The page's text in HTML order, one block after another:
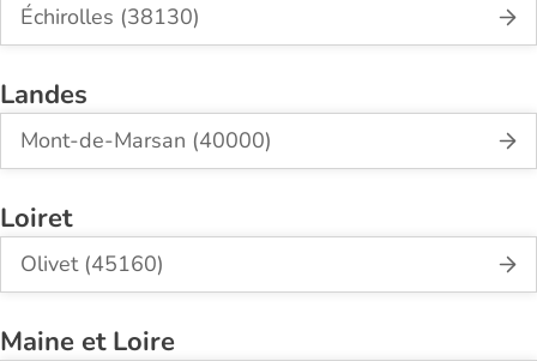
Échirolles (38130)
Landes
Mont-de-Marsan (40000)
Loiret
Olivet (45160)
Maine et Loire